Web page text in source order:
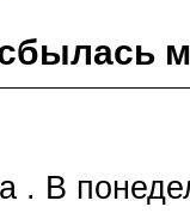
. В